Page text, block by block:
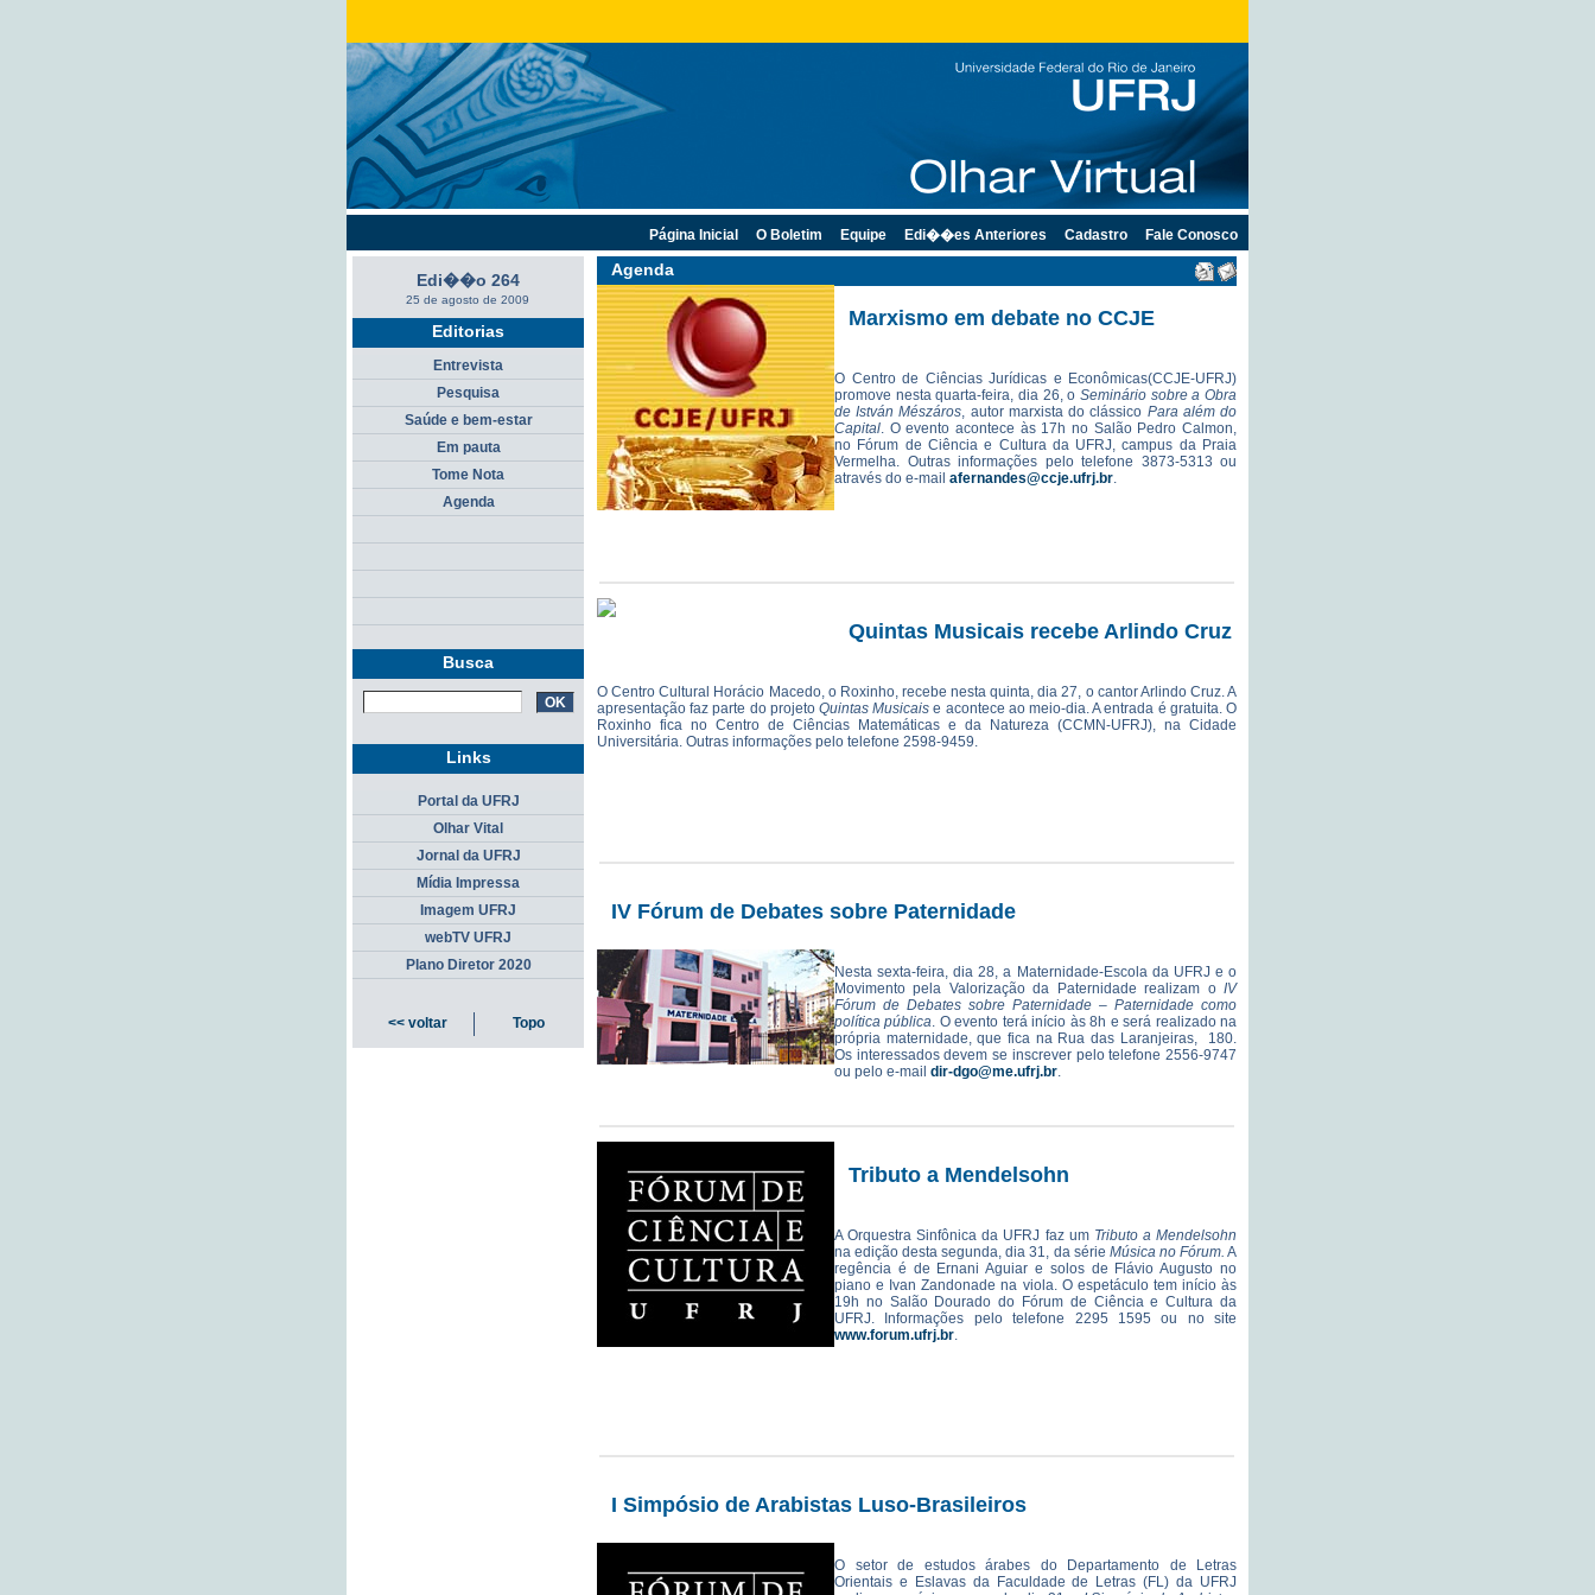
Agenda
Marxismo em debate no CCJE
O Centro de Ciências Jurídicas e Econômicas(CCJE-UFRJ)
promove nesta quarta-feira, dia 26, o Seminário sobre a Obra
deIstván Mészáros, autor marxista do clássico Para além do
Capital. O evento acontece às 17h no Salão Pedro Calmon,
no Fórum de Ciência e Cultura da UFRJ, campus da Praia
Vermelha. Outras informações pelo telefone 3873-5313 ou
através do e-mail afernandes@ccje.ufrj.br.
Quintas Musicais recebe Arlindo Cruz
O Centro Cultural Horácio Macedo, o Roxinho, recebe nesta quinta, dia 27, o cantor Arlindo Cruz. A
apresentação faz parte do projeto Quintas Musicais e acontece ao meio-dia. A entrada é gratuita. O
Roxinho fica no Centro de Ciências Matemáticas e da Natureza (CCMN-UFRJ), na Cidade
Universitária. Outras informações pelo telefone 2598-9459.
IV Fórum de Debates sobre Paternidade
Nesta sexta-feira, dia 28, a Maternidade-Escola da UFRJ e o
Movimento pela Valorização da Paternidade realizam o IV
Fórum de Debates sobre Paternidade – Paternidade como
política pública. O evento terá início às 8h e será realizado na
própria maternidade, que fica na Rua das Laranjeiras, 180.
Os interessados devem se inscrever pelo telefone 2556-9747
ou pelo e-mail dir-dgo@me.ufrj.br.
Tributo a Mendelsohn
A Orquestra Sinfônica da UFRJ faz um Tributo a Mendelsohn
na edição desta segunda, dia 31, da série Música no Fórum. A
regência é de Ernani Aguiar e solos de Flávio Augusto no
piano e Ivan Zandonade na viola. O espetáculo tem início às
19h no Salão Dourado do Fórum de Ciência e Cultura da
UFRJ. Informações pelo telefone 2295 1595 ou no site
www.forum.ufrj.br.
I Simpósio de Arabistas Luso-Brasileiros
O setor de estudos árabes do Departamento de Letras
Orientais e Eslavas da Faculdade de Letras (FL) da UFRJ
Edi��o 264
25 de agosto de 2009
Editorias
Entrevista
Pesquisa
Saúde e bem-estar
Em pauta
Tome Nota
Agenda
Busca
Página Inicial O Boletim Equipe Edi��es Anteriores Cadastro Fale Conosco
Links
Portal da UFRJ
Olhar Vital
Jornal da UFRJ
Mídia Impressa
Imagem UFRJ
webTV UFRJ
Plano Diretor 2020
<< voltar Topo